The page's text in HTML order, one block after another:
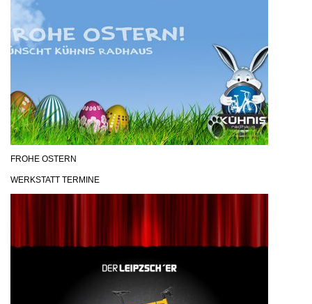
FROHE OSTERN
WERKSTATT TERMINE